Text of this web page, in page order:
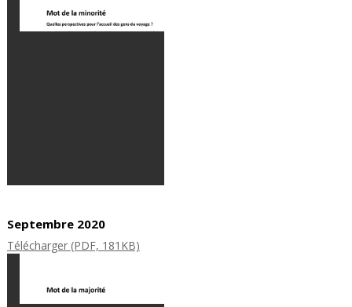
Septembre 2020
Télécharger (PDF, 181KB)